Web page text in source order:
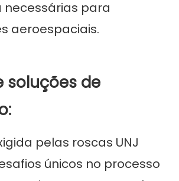
para
aeroespaciais.
soluções de
pelas roscas UNJ
únicos no processo